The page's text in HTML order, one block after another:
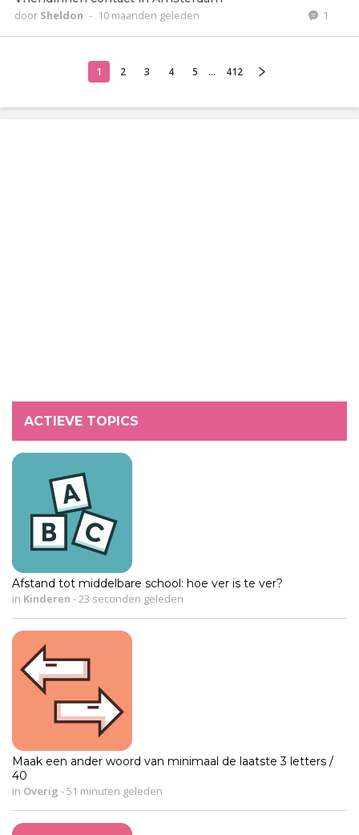
door Sheldon - 10 maanden geleden 1
1 2 3 4 5 ... 412
ACTIEVE TOPICS
Afstand tot middelbare school: hoe ver is te ver?
in Kinderen - 23 seconden geleden
Maak een ander woord van minimaal de laatste 3 letters /
40
in Overig -51 minuten geleden